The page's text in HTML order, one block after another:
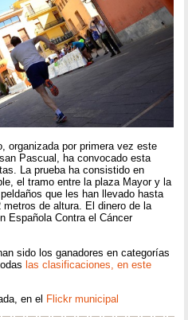
organizada por primera vez este
Pascual, ha convocado esta
La prueba ha consistido en
el tramo entre la plaza Mayor y la
que les han llevado hasta
de altura. El dinero de la
Española Contra el Cáncer
sido los ganadores en categorías
las clasificaciones, en este
en el Flickr municipal